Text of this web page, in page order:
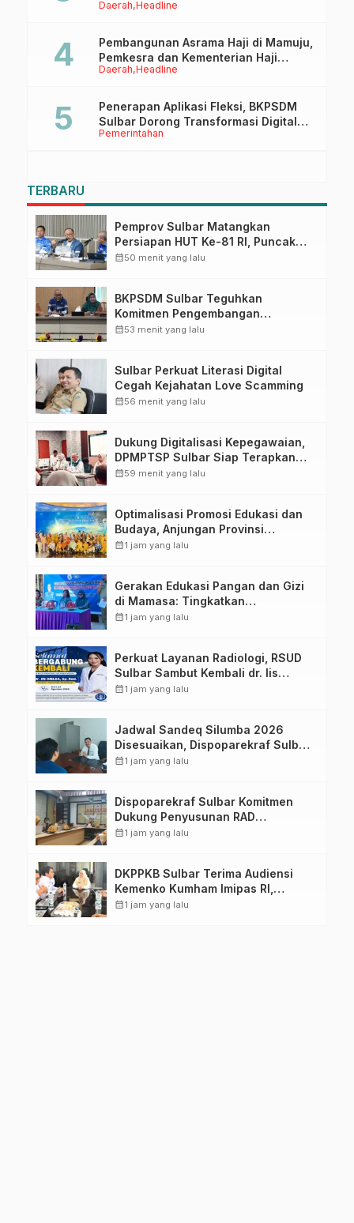
Daerah Headline
Ruang Digital
Daerah Headline
Pembangunan Asrama Haji di Mamuju,
Pemkesra dan Kementerian Haji
Sulbar Tinjau Lokasi
Pemerintahan
Penerapan Aplikasi Fleksi, BKPSDM
Sulbar Dorong Transformasi Digital
Sistem Kehadiran ASN
TERBARU
Pemprov Sulbar Matangkan
Persiapan HUT Ke-81 RI, Puncak
Upacara di Lapangan Ahmad
calendar_month50 menit yang lalu
BKPSDM Sulbar Teguhkan
Komitmen Pengembangan
Kompetensi ASN melalui
calendar_month53 menit yang lalu
Sulbar Perkuat Literasi Digital
Cegah Kejahatan Love Scamming
calendar_month56 menit yang lalu
Dukung Digitalisasi Kepegawaian,
DPMPTSP Sulbar Siap Terapkan
Aplikasi FLEKSI ASN
calendar_month59 menit yang lalu
Optimalisasi Promosi Edukasi dan
Budaya, Anjungan Provinsi
Sulawesi Barat Perkuat Kolaborasi
calendar_month1 jam yang lalu
Gerakan Edukasi Pangan dan Gizi
di Mamasa: Tingkatkan
Pengetahuan dan Keterampilan
calendar_month1 jam yang lalu
Perkuat Layanan Radiologi, RSUD
Sulbar Sambut Kembali dr. Iis
Imelda, Sp.Rad
calendar_month1 jam yang lalu
Jadwal Sandeq Silumba 2026
Disesuaikan, Dispoparekraf Sulbar
Pastikan Persiapan Tetap
calendar_month1 jam yang lalu
Dispoparekraf Sulbar Komitmen
Dukung Penyusunan RAD
TPB/SDGs Sulawesi Barat
calendar_month1 jam yang lalu
DKPPKB Sulbar Terima Audiensi
Kemenko Kumham Imipas RI,
Perkuat Pelayanan Kesehatan bagi
calendar_month1 jam yang lalu